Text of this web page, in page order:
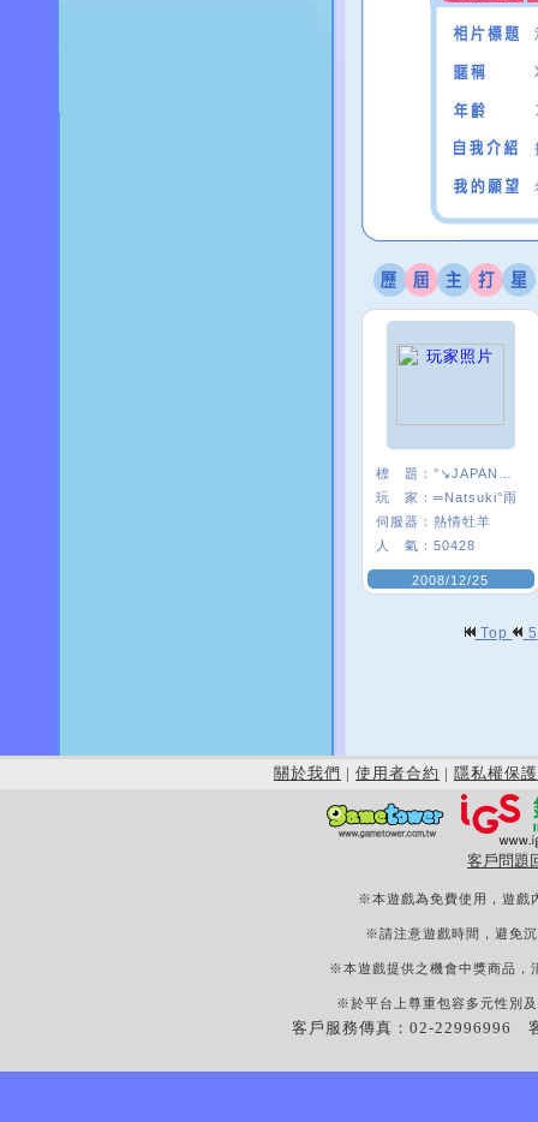
標 題：
玩 家： ═Natsuki°雨
伺服器： 熱情牡羊
人 氣： 50428
2008/12/25
Top 5
關於我們 | 使用者合約 | 隱私權保護
客戶問題
※本遊戲為免費使用，遊戲
※請注意遊戲時間，避免
※本遊戲提供之機會中獎商品，
※於平台上尊重包容多元性別
客戶服務傳真：02-22996996